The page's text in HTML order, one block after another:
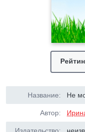
Название: Не
Автор: